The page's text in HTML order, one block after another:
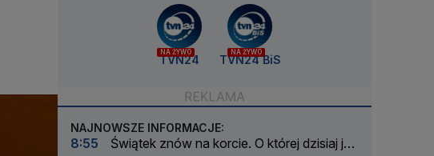
NA ŻYWO
TVN24
NA ŻYWO
TVN24 BiS
NAJNOWSZE INFORMACJE:
8:55
Świątek znów na korcie. O której dzisiaj jej